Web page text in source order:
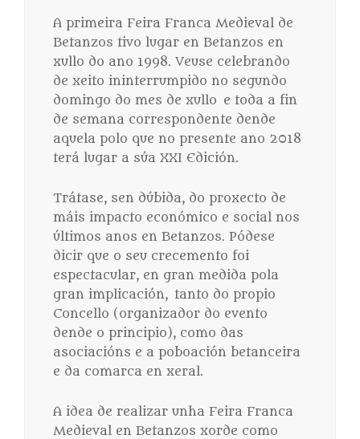
A primeira Feira Franca Medieval de
Betanzos tivo lugar en Betanzos en
xullo do ano 1998. Veuse celebrando
de xeito ininterrumpido no segundo
domingo do mes de xullo e toda a fin
de semana correspondente dende
aquela polo que no presente ano 2018
terá lugar a súa XXI Edición.
Trátase, sen dúbida, do proxecto de
máis impacto económico e social nos
últimos anos en Betanzos. Pódese
dicir que o seu crecemento foi
espectacular, en gran medida pola
gran implicación, tanto do propio
Concello (organizador do evento
dende o principio), como das
asociacións e a poboación betanceira
e da comarca en xeral.
A idea de realizar unha Feira Franca
Medieval en Betanzos xorde como